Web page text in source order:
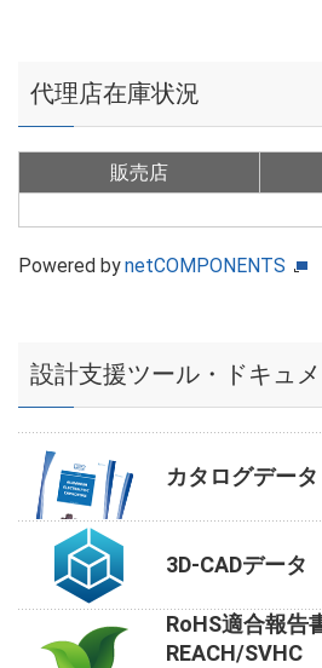
代理店在庫状況
販売店
Powered bynetCOMPONENTS
設計支援ツール・ドキュメ
カタログデータ
3D-CADデータ
RoHS適合報告
REACH/SVHC